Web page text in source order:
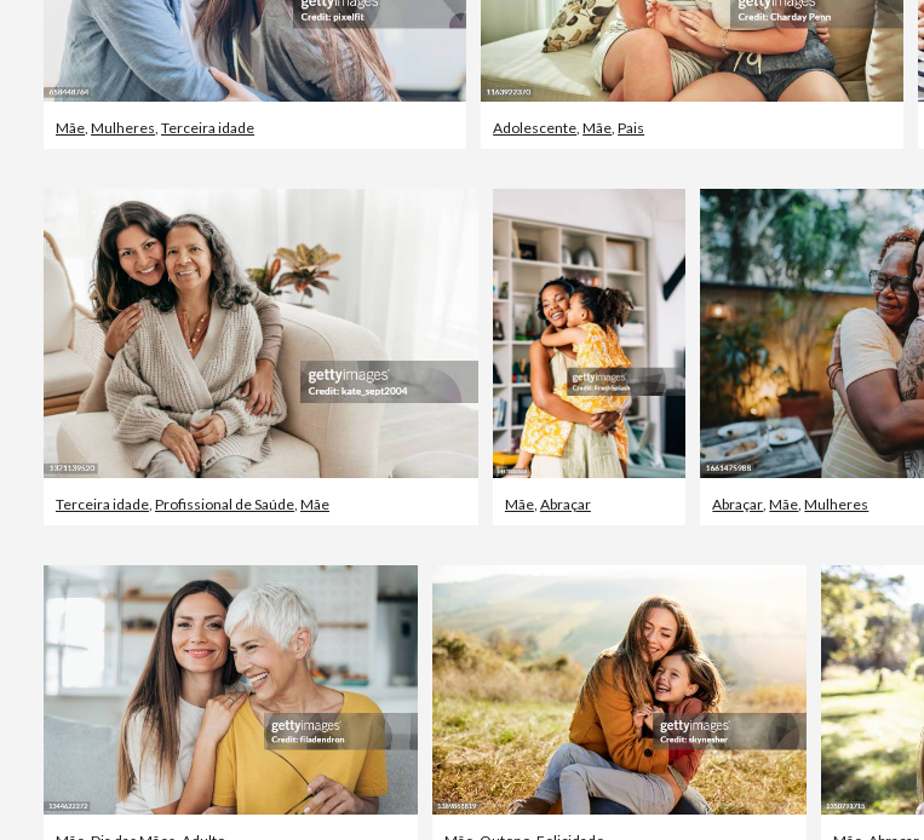
Mãe Mulheres Terceira idade Adolescente ,Mãe ,Pais
Terceira idade, Profissional de Saúde, Mãe Mãe, Abraçar Abraçar,Mãe,Mulheres